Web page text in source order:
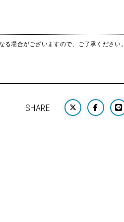
る場合がございますので、ご了承ください。
SHARE